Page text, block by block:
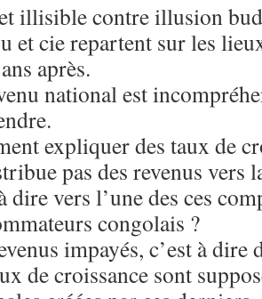
illisible contre illusion
et cie repartent sur les
après.
national est
expliquer des taux de
pas des revenus vers
dire vers l’une des ces
congolais ?
impayés, c’est à dire
de croissance sont